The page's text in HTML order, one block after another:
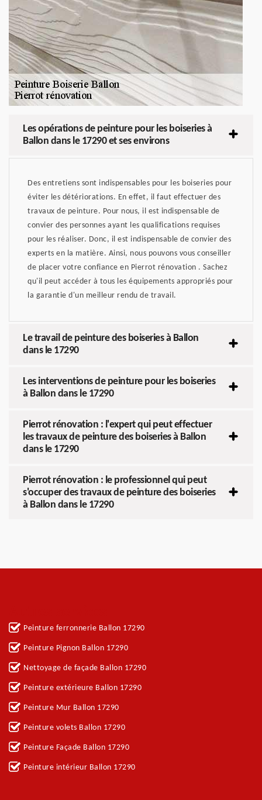
Les opérations de peinture pour les boiseries à
Ballon dans le 17290 et ses environs
Des entretiens sont indispensables pour les boiseries pour
éviter les détériorations. En effet, il faut effectuer des
travaux de peinture. Pour nous, il est indispensable de
convier des personnes ayant les qualifications requises
pour les réaliser. Donc, il est indispensable de convier des
experts en la matière. Ainsi, nous pouvons vous conseiller
de placer votre confiance en Pierrot rénovation . Sachez
qu'il peut accéder à tous les équipements appropriés pour
la garantie d'un meilleur rendu de travail.
Le travail de peinture des boiseries à Ballon
dans le 17290
Les interventions de peinture pour les boiseries
à Ballon dans le 17290
Pierrot rénovation : l'expert qui peut effectuer
les travaux de peinture des boiseries à Ballon
dans le 17290
Pierrot rénovation : le professionnel qui peut
s'occuper des travaux de peinture des boiseries
à Ballon dans le 17290
Peinture ferronnerie Ballon 17290
Peinture Pignon Ballon 17290
Nettoyage de façade Ballon 17290
Peinture extérieure Ballon 17290
Peinture Mur Ballon 17290
Peinture volets Ballon 17290
Peinture Façade Ballon 17290
Peinture intérieur Ballon 17290